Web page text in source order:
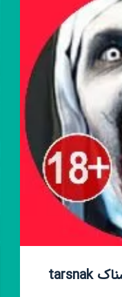
کانال روبیکا فیلم های ترسناک tarsnak